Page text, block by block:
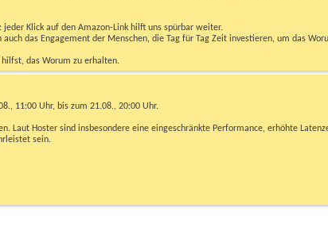
Klick auf den Amazon-Link hilft uns spürbar weiter.
das Engagement der Menschen, die Tag für Tag Zeit investieren, um das
hilfst, das Worum zu erhalten.
11:00 Uhr, bis zum 21.08., 20:00 Uhr.
Laut Hoster sind insbesondere eine eingeschränkte Performance, erhöhte
sein.